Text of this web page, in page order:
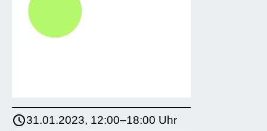
31.01.2023, 12:00–18:00 Uhr